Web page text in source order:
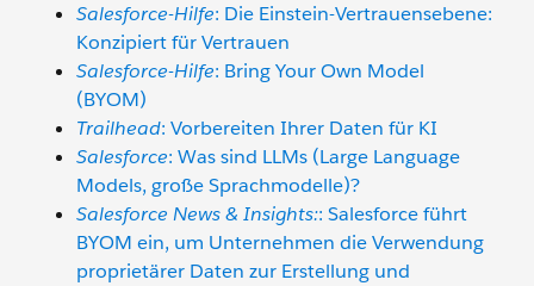
Salesforce-Hilfe: Die Einstein-Vertrauensebene:
Konzipiert für Vertrauen
Salesforce-Hilfe: Bring Your Own Model
(BYOM)
Trailhead: Vorbereiten Ihrer Daten für KI
Salesforce: Was sind LLMs (Large Language
Models, große Sprachmodelle)?
Salesforce News & Insights:: Salesforce führt
BYOM ein, um Unternehmen die Verwendung
proprietärer Daten zur Erstellung und